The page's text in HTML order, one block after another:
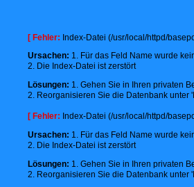
[ Fehler: Index-Datei (/usr/local/httpd/
Ursachen: 1. Für das Feld Name wurde
2. Die Index-Datei ist zerstört
Lösungen: 1. Gehen Sie in Ihren privaten
2. Reorganisieren Sie die Datenbank unter
[ Fehler: Index-Datei (/usr/local/httpd/
Ursachen: 1. Für das Feld Name wurde
2. Die Index-Datei ist zerstört
Lösungen: 1. Gehen Sie in Ihren privaten
2. Reorganisieren Sie die Datenbank unter